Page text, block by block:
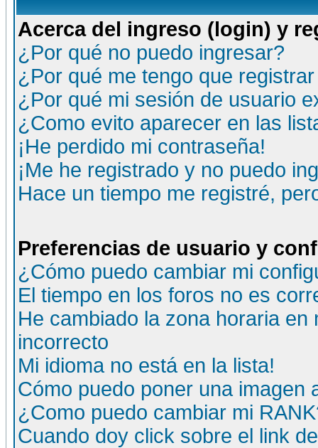
Acerca del ingreso (login) y
¿Por qué no puedo ingresar?
¿Por qué me tengo que
¿Por qué mi sesión de usuario
¿Como evito aparecer en las
¡He perdido mi contraseña!
¡Me he registrado y no puedo
Hace un tiempo me registré,
Preferencias de usuario y
¿Cómo puedo cambiar mi
El tiempo en los foros no es
He cambiado la zona horaria
incorrecto
Mi idioma no está en la lista!
Cómo puedo poner una imagen
¿Como puedo cambiar mi
Cuando doy click sobre el link